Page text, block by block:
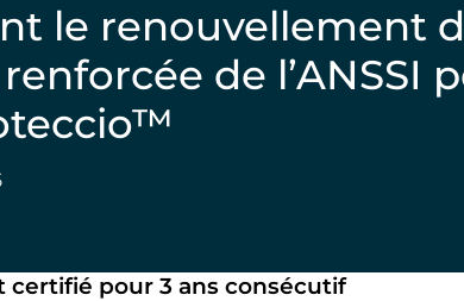
le renouvellement
de l’ANSSI
certifié pour 3 ans consécutif